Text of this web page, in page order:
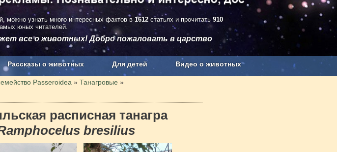
можно узнать много интересных фактов в 1612 статьях и прочитать 910
юных читателей.
все о животных! Добро пожаловать в царство
Рассказы о животных Для детей Видео о животных
О проекте
Passeroidea » Танагровые »
расписная танагра
bresilius